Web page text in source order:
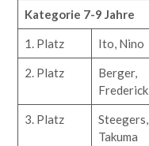
Kategorie 7-9 Jahre
1. Platz Ito, Nino
2. Platz
Berger,
Frederick
3. Platz
Steegers,
Takuma